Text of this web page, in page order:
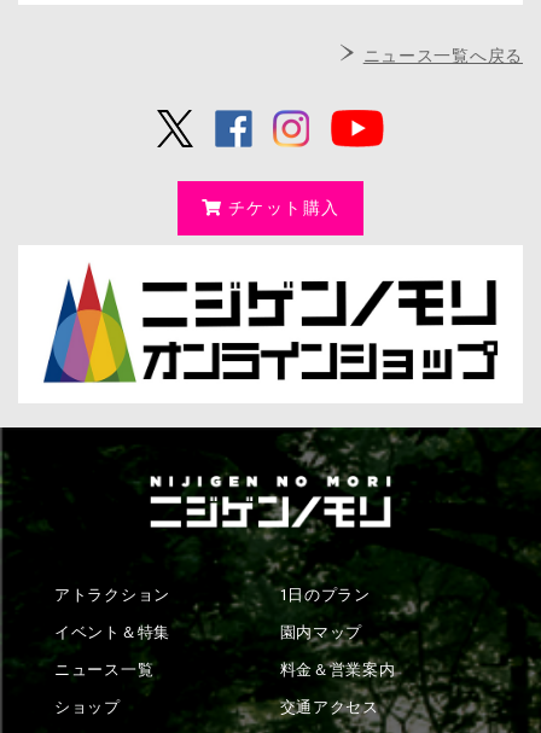
ニュース一覧へ戻る
チケット購入
アトラクション
イベント＆特集
ニュース一覧
ショップ
1日のプラン
園内マップ
料金＆営業案内
交通アクセス